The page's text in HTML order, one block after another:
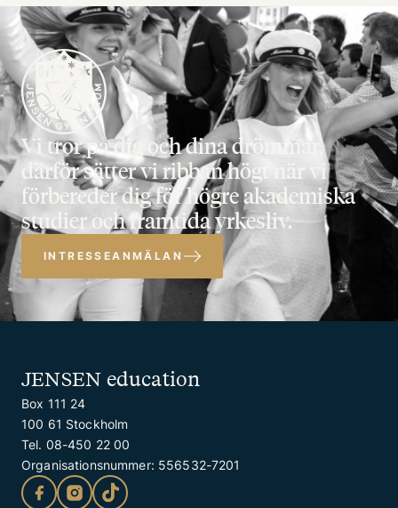
Vi tror på dig och dina drömmar,
därför sätter vi ribban högt när vi
förbereder dig för högre akademiska
studier och framtida yrkesliv.
INTRESSEANMÄLAN
JENSEN education
Box 111 24
100 61 Stockholm
Tel. 08-450 22 00
Organisationsnummer: 556532-7201